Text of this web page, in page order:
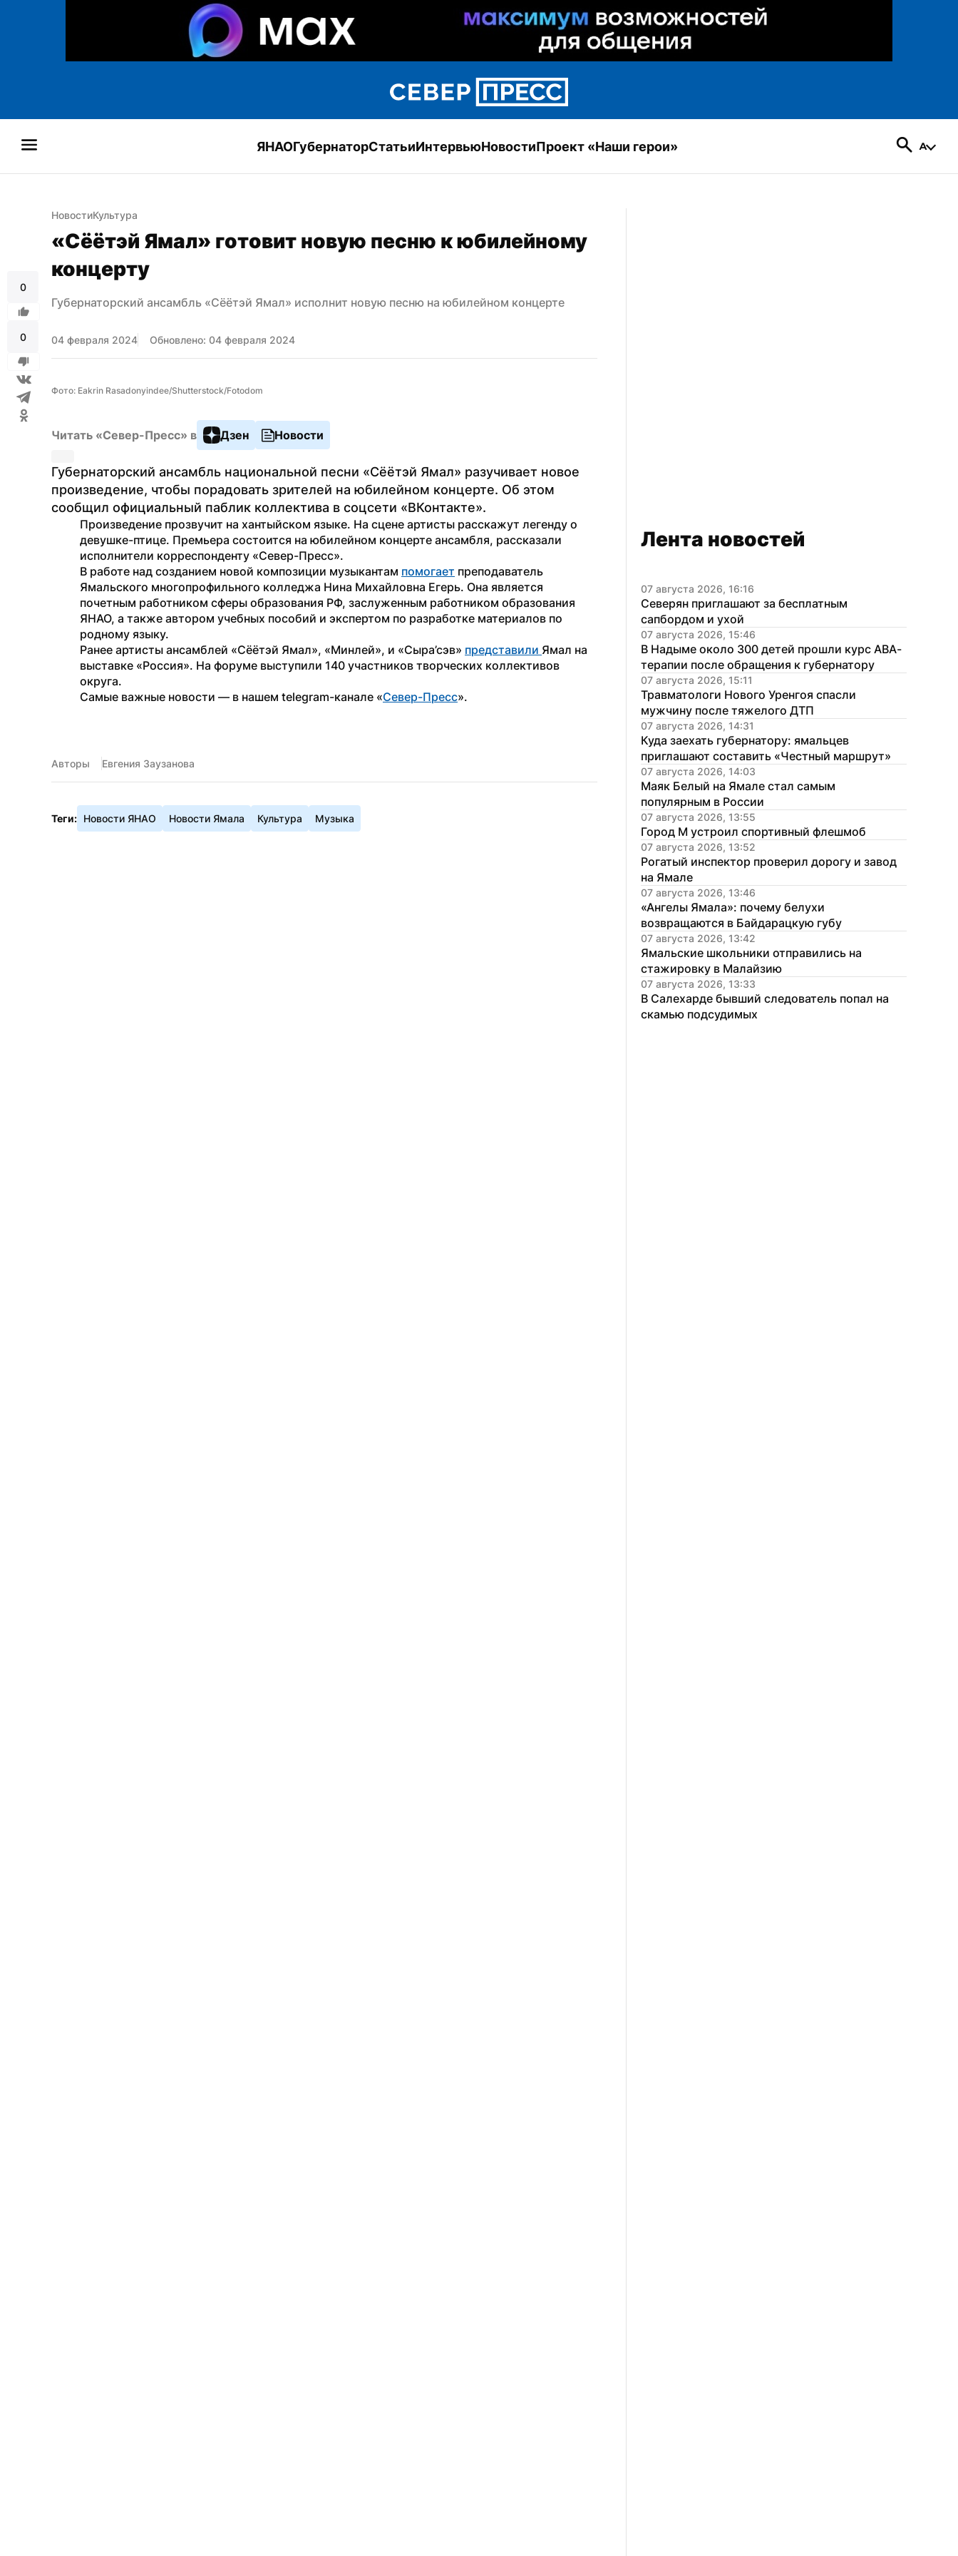
ЯНАОГубернаторСтатьиИнтервьюНовостиПроект «Наши герои»
0
0
НовостиКультура
«Сёётэй Ямал» готовит новую песню к юбилейному
концерту
Губернаторский ансамбль «Сёётэй Ямал» исполнит новую песню на юбилейном концерте
04 февраля 2024 Обновлено: 04 февраля 2024
Фото: Eakrin Rasadonyindee/Shutterstock/Fotodom
Читать «Север-Пресс» в Дзен Новости
Губернаторский ансамбль национальной песни «Сёётэй Ямал» разучивает новое
произведение, чтобы порадовать зрителей на юбилейном концерте. Об этом
сообщил официальный паблик коллектива в соцсети «ВКонтакте».
Произведение прозвучит на хантыйском языке. На сцене артисты расскажут легенду о
девушке-птице. Премьера состоится на юбилейном концерте ансамбля, рассказали
исполнители корреспонденту «Север-Пресс».
В работе над созданием новой композиции музыкантам помогает преподаватель
Ямальского многопрофильного колледжа Нина Михайловна Егерь. Она является
почетным работником сферы образования РФ, заслуженным работником образования
ЯНАО, а также автором учебных пособий и экспертом по разработке материалов по
родному языку.
Ранее артисты ансамблей «Сёётэй Ямал», «Минлей», и «Сыра’сэв» представили Ямал на
выставке «Россия». На форуме выступили 140 участников творческих коллективов
округа.
Самые важные новости — в нашем telegram-канале «Север-Пресс».
Авторы Евгения Заузанова
Теги: Новости ЯНАО Новости Ямала Культура Музыка
Лента новостей
07 августа 2026, 16:16
Северян приглашают за бесплатным
сапбордом и ухой
07 августа 2026, 15:46
В Надыме около 300 детей прошли курс АВА-
терапии после обращения к губернатору
07 августа 2026, 15:11
Травматологи Нового Уренгоя спасли
мужчину после тяжелого ДТП
07 августа 2026, 14:31
Куда заехать губернатору: ямальцев
приглашают составить «Честный маршрут»
07 августа 2026, 14:03
Маяк Белый на Ямале стал самым
популярным в России
07 августа 2026, 13:55
Город М устроил спортивный флешмоб
07 августа 2026, 13:52
Рогатый инспектор проверил дорогу и завод
на Ямале
07 августа 2026, 13:46
«Ангелы Ямала»: почему белухи
возвращаются в Байдарацкую губу
07 августа 2026, 13:42
Ямальские школьники отправились на
стажировку в Малайзию
07 августа 2026, 13:33
В Салехарде бывший следователь попал на
скамью подсудимых